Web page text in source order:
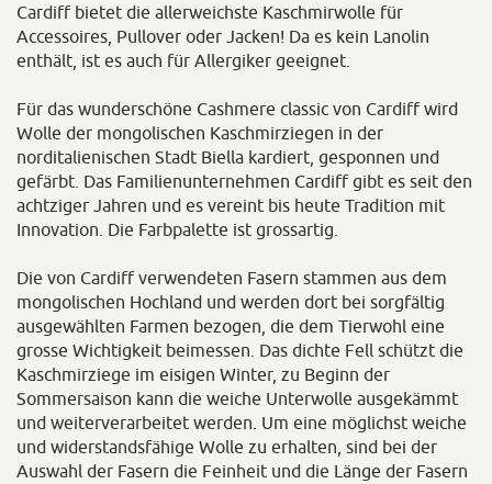
Cardiff bietet die allerweichste Kaschmirwolle für
Accessoires, Pullover oder Jacken! Da es kein Lanolin
enthält, ist es auch für Allergiker geeignet.
Für das wunderschöne Cashmere classic von Cardiff wird
Wolle der mongolischen Kaschmirziegen in der
norditalienischen Stadt Biella kardiert, gesponnen und
gefärbt. Das Familienunternehmen Cardiff gibt es seit den
achtziger Jahren und es vereint bis heute Tradition mit
Innovation. Die Farbpalette ist grossartig.
Die von Cardiff verwendeten Fasern stammen aus dem
mongolischen Hochland und werden dort bei sorgfältig
ausgewählten Farmen bezogen, die dem Tierwohl eine
grosse Wichtigkeit beimessen. Das dichte Fell schützt die
Kaschmirziege im eisigen Winter, zu Beginn der
Sommersaison kann die weiche Unterwolle ausgekämmt
und weiterverarbeitet werden. Um eine möglichst weiche
und widerstandsfähige Wolle zu erhalten, sind bei der
Auswahl der Fasern die Feinheit und die Länge der Fasern